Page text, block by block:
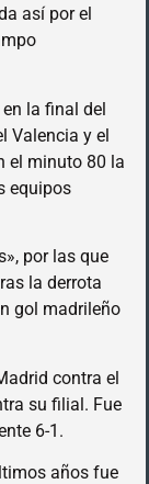
así por el
la final del
Valencia y el
el minuto 80 la
equipos
por las que
la derrota
gol madrileño
contra el
su filial. Fue
6-1.
años fue